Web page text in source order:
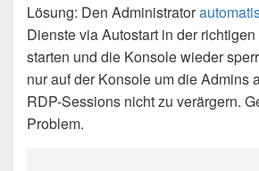
Lösung: Den Administrator
Dienste via Autostart in der
starten und die Konsole wieder
nur auf der Konsole um die Admins
RDP-Sessions nicht zu verärgern.
Problem.